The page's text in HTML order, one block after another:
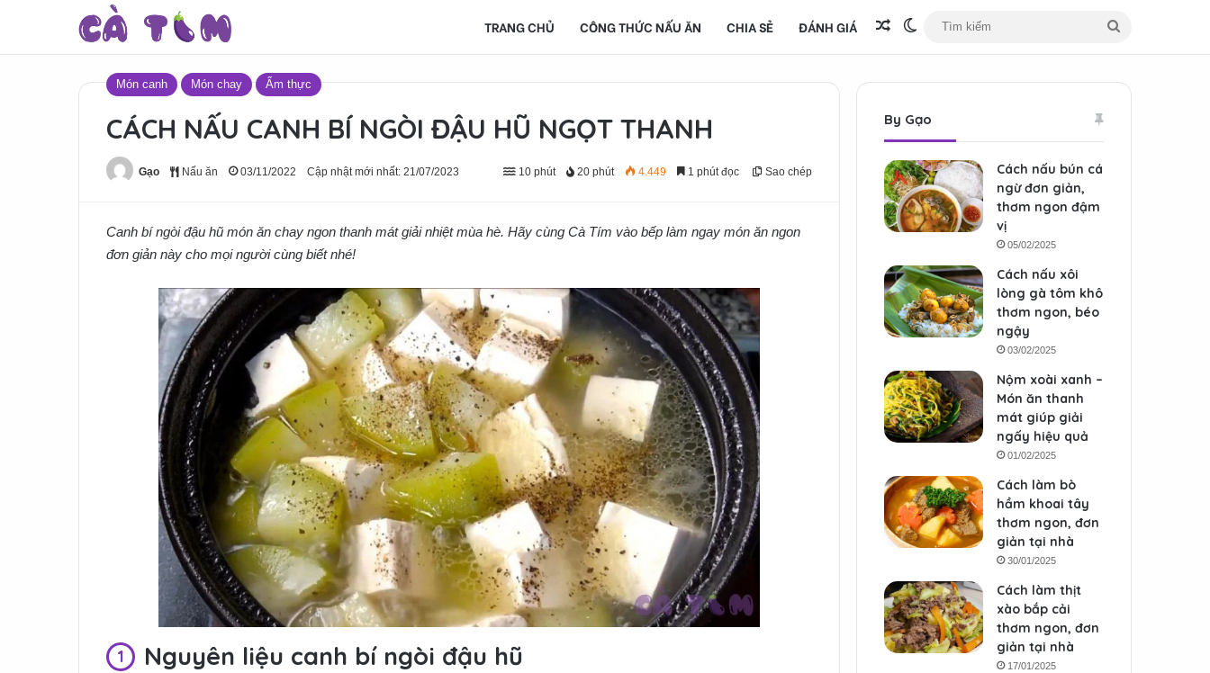
TRANG CHỦ CÔNG THỨC NẤU ĂN CHIA SẺ ĐÁNH GIÁ Bài viết ngẫu nhiên
Switch skin
kiếm
Món canh Món chay Ẩm thực
CÁCH NẤU CANH BÍ NGÒI ĐẬU HŨ NGỌT THANH
Gạo Nấu ăn 03/11/2022 Cập nhật mới nhất: 21/07/2023 10 phút 20 phút 4.449 1 phút đọc Sao chép
Canh bí ngòi đậu hũ món ăn chay ngon thanh mát giải nhiệt mùa hè. Hãy cùng Cà Tím vào bếp làm ngay món ăn ngon
đơn giản này cho mọi người cùng biết nhé!
Nguyên liệu canh bí ngòi đậu hũ
By Gạo
Cách nấu bún cá
ngừ đơn giản,
thơm ngon đậm
vị
05/02/2025
Cách nấu xôi
lòng gà tôm khô
thơm ngon, béo
ngậy
03/02/2025
Nộm xoài xanh –
Món ăn thanh
mát giúp giải
ngấy hiệu quả
01/02/2025
Cách làm bò
hầm khoai tây
thơm ngon, đơn
giản tại nhà
30/01/2025
Cách làm thịt
xào bắp cải
thơm ngon, đơn
giản tại nhà
17/01/2025